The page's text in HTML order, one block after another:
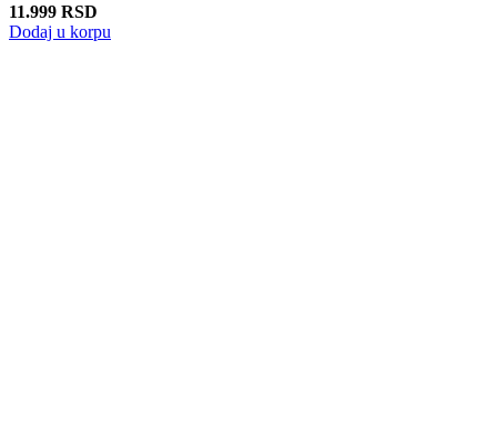
11.999 RSD
Dodaj u korpu